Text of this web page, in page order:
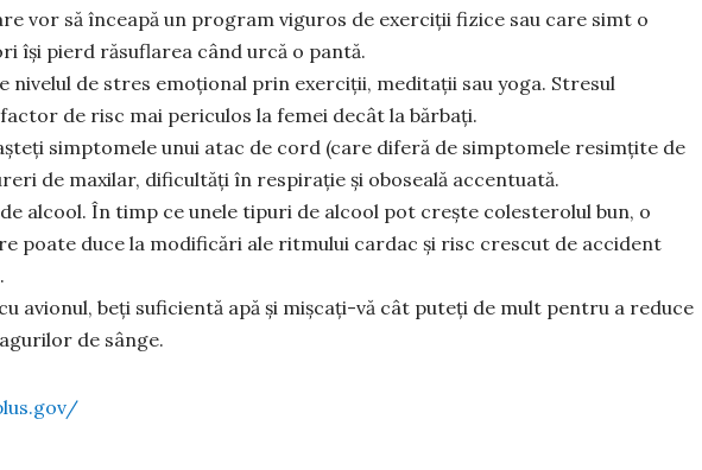
vor să înceapă un program viguros de exerciții fizice sau care simt o
își pierd răsuflarea când urcă o pantă.
nivelul de stres emoțional prin exerciții, meditații sau yoga. Stresul
de risc mai periculos la femei decât la bărbați.
simptomele unui atac de cord (care diferă de simptomele resimțite de
de maxilar, dificultăți în respirație și oboseală accentuată.
alcool. În timp ce unele tipuri de alcool pot crește colesterolul bun, o
poate duce la modificări ale ritmului cardac și risc crescut de accident
avionul, beți suficientă apă și mișcați-vă cât puteți de mult pentru a reduce
de sânge.